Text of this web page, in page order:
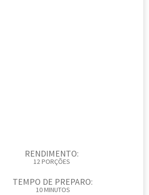
RENDIMENTO:
12 PORÇÕES
TEMPO DE PREPARO:
10 MINUTOS